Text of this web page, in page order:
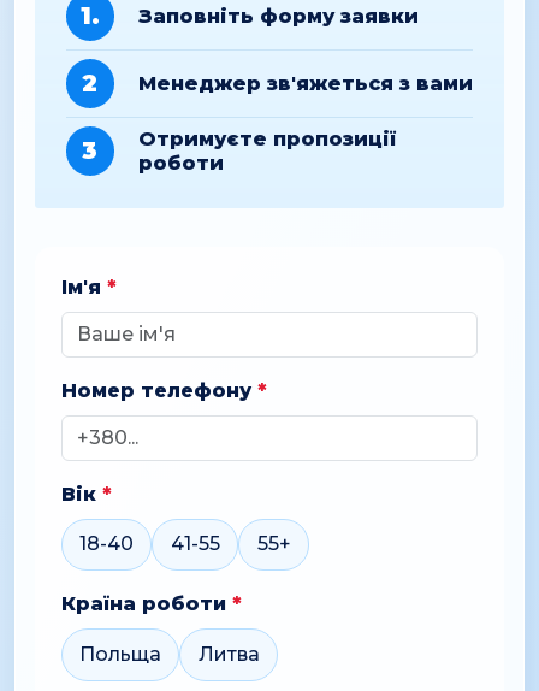
1. Заповніть форму заявки
2 Менеджер зв'яжеться з вами
3
Отримуєте пропозиції
роботи
Ім'я *
Номер телефону *
Вік *
18-40 41-55 55+
Країна роботи *
Польща Литва